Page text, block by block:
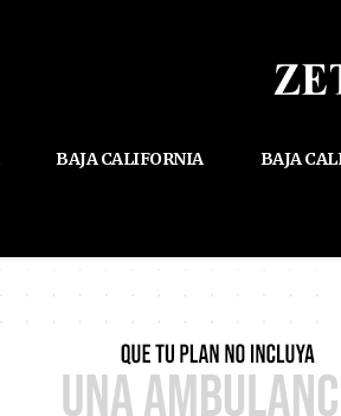
BAJA CALIFORNIA BAJA